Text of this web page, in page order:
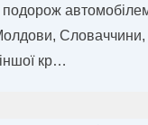
подорож
кр…